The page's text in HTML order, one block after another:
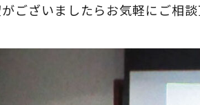
ございましたらお気軽にご相